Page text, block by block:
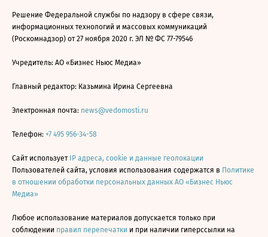
Решение Федеральной службы по надзору в сфере связи,
информационных технологий и массовых коммуникаций
(Роскомнадзор) от 27 ноября 2020 г. ЭЛ № ФС 77-79546
Учредитель: АО «Бизнес Ньюс Медиа»
Главный редактор: Казьмина Ирина Сергеевна
Электронная почта: news@vedomosti.ru
Телефон: +7 495 956-34-58
Сайт использует IP адреса, cookie и данные геолокации
Пользователей сайта, условия использования содержатся в Политике
в отношении обработки персональных данных АО «Бизнес Ньюс
Медиа»
Любое использование материалов допускается только при
соблюдении правил перепечатки и при наличии гиперссылки на